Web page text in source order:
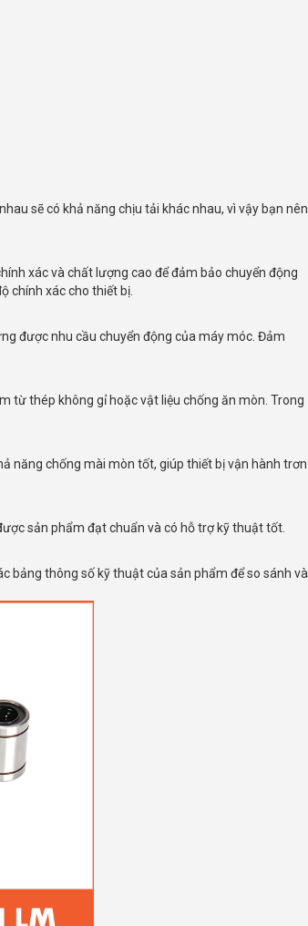
sẽ có khả năng chịu tải khác nhau, vì vậy bạn nên
xác và chất lượng cao để đảm bảo chuyển động
chính xác cho thiết bị.
được nhu cầu chuyển động của máy móc. Đảm
từ thép không gỉ hoặc vật liệu chống ăn mòn. Trong
năng chống mài mòn tốt, giúp thiết bị vận hành trơn
sản phẩm đạt chuẩn và có hỗ trợ kỹ thuật tốt.
bảng thông số kỹ thuật của sản phẩm để so sánh và